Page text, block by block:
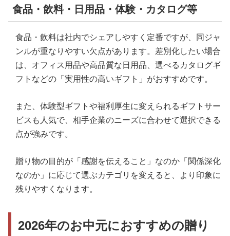
食品・飲料・日用品・体験・カタログ等
食品・飲料は社内でシェアしやすく定番ですが、同ジャ
ンルが重なりやすい欠点があります。差別化したい場合
は、オフィス用品や高品質な日用品、選べるカタログギ
フトなどの「実用性の高いギフト」がおすすめです。
また、体験型ギフトや福利厚生に変えられるギフトサー
ビスも人気で、相手企業のニーズに合わせて選択できる
点が強みです。
贈り物の目的が「感謝を伝えること」なのか「関係深化
なのか」に応じて選ぶカテゴリを変えると、より印象に
残りやすくなります。
2026年のお中元におすすめの贈り